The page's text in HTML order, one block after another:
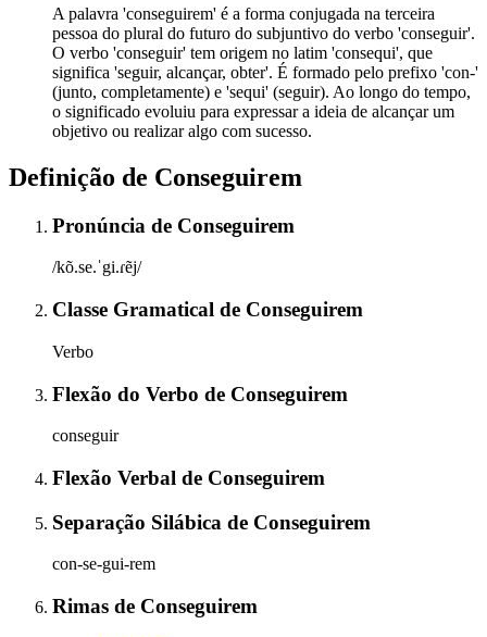
A palavra 'conseguirem' é a forma conjugada na terceira
pessoa do plural do futuro do subjuntivo do verbo 'conseguir'.
O verbo 'conseguir' tem origem no latim 'consequi', que
significa 'seguir, alcançar, obter'. É formado pelo prefixo 'con-'
(junto, completamente) e 'sequi' (seguir). Ao longo do tempo,
o significado evoluiu para expressar a ideia de alcançar um
objetivo ou realizar algo com sucesso.
Definição de Conseguirem
Pronúncia de Conseguirem
/kõ.se.ˈgi.ɾẽj/
Classe Gramatical de Conseguirem
Verbo
Flexão do Verbo de Conseguirem
conseguir
Flexão Verbal de Conseguirem
Separação Silábica de Conseguirem
con-se-gui-rem
Rimas de Conseguirem